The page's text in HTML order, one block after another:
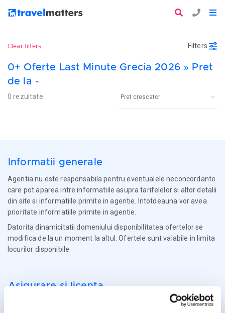
Clear filters Filters
0+ Oferte Last Minute Grecia 2026 » Pret
de la -
0 rezultate
Informatii generale
Agentia nu este responsabila pentru eventualele neconcordante
care pot aparea intre informatiile asupra tarifelelor si altor detalii
din site si informatiile primite in agentie. Intotdeauna vor avea
prioritate informatiile primite in agentie.
Datorita dinamicitatii domeniului disponibilitatea ofertelor se
modifica de la un moment la altul. Ofertele sunt valabile in limita
locurilor disponibile.
Asigurare si licenta
Agentia Travel Matters functioneaza sub Licenta de Turism nr.